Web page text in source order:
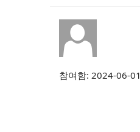
참여함: 2024-06-01